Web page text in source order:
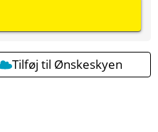
Tilføj til Ønskeskyen